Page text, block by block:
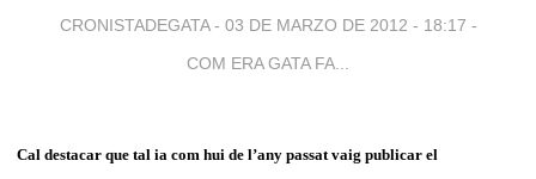
CRONISTADEGATA - 03 DE MARZO DE 2012 - 18:17 -
COM ERA GATA FA...
Cal destacar que tal ia com hui de l’any passat vaig publicar el